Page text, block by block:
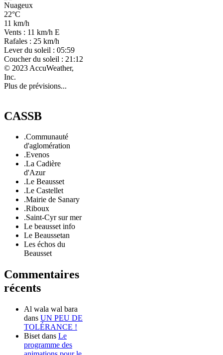
Nuageux
22°C
11 km/h
Vents : 11 km/h E
Rafales : 25 km/h
Lever du soleil : 05:59
Coucher du soleil : 21:12
© 2023 AccuWeather,
Inc.
Plus de prévisions...
CASSB
.Communauté
d'aglomération
.Evenos
.La Cadière
d'Azur
.Le Beausset
.Le Castellet
.Mairie de Sanary
.Riboux
.Saint-Cyr sur mer
Le beausset info
Le Beaussetan
Les échos du
Beausset
Commentaires
récents
Al wala wal bara
dans UN PEU DE
TOLÉRANCE !
Biset dans Le
programme des